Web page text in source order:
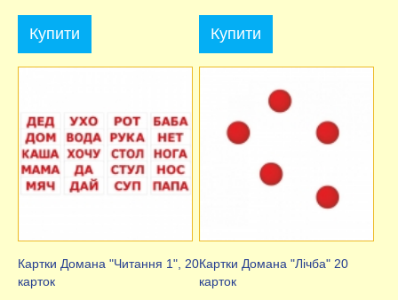
Купити Купити
Картки Домана "Читання 1", 20
карток
Картки Домана "Лічба" 20
карток